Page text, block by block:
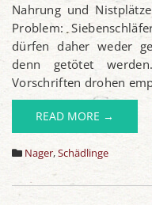
Nahrung und
Problem:
dürfen daher weder
denn getötet
Vorschriften drohen
READ MORE →
Nager,Schädlinge